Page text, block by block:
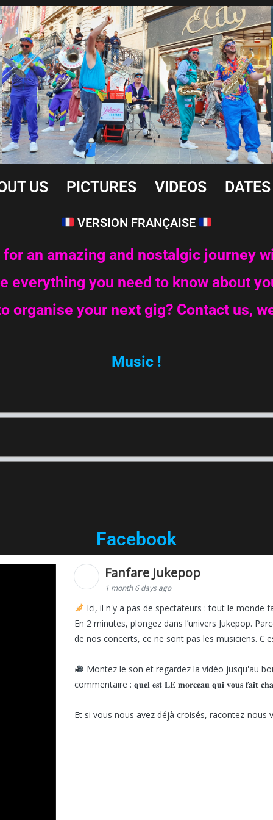
US PICTURES VIDEOS DATES
VERSION FRANÇAISE
an amazing and nostalgic journey
everything you need to know about
organise your next gig? Contact us,
Music !
Facebook
Fanfare Jukepop
1 month 6 days ago
Ici, il n'y a pas de spectateurs : tout le monde
En 2 minutes, plongez dans l’univers Jukepop.
de nos concerts, ce ne sont pas les musiciens.
Montez le son et regardez la vidéo jusqu'au
commentaire : 𝐪𝐮𝐞𝐥 𝐞𝐬𝐭 𝐋𝐄 𝐦𝐨𝐫𝐜𝐞𝐚𝐮 𝐪𝐮𝐢 𝐯𝐨𝐮𝐬 𝐟𝐚𝐢𝐭
Et si vous nous avez déjà croisés, racontez-nous